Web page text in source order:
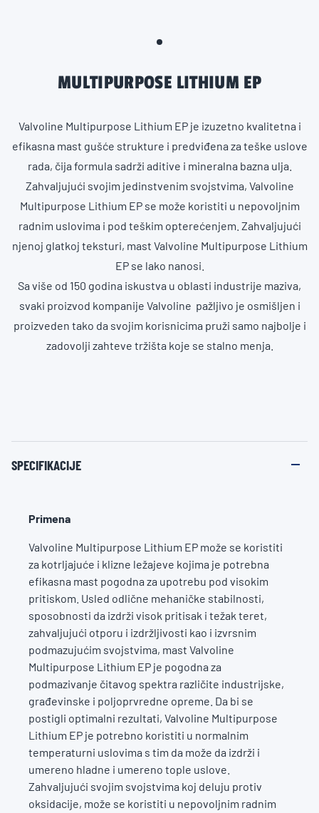
MULTIPURPOSE LITHIUM EP
Valvoline Multipurpose Lithium EP je izuzetno kvalitetna i
efikasna mast gušće strukture i predviđena za teške uslove
rada, čija formula sadrži aditive i mineralna bazna ulja.
Zahvaljujući svojim jedinstvenim svojstvima, Valvoline
Multipurpose Lithium EP se može koristiti u nepovoljnim
radnim uslovima i pod teškim opterećenjem. Zahvaljujući
njenoj glatkoj teksturi, mast Valvoline Multipurpose Lithium
EP se lako nanosi.
Sa više od 150 godina iskustva u oblasti industrije maziva,
svaki proizvod kompanije Valvoline pažljivo je osmišljen i
proizveden tako da svojim korisnicima pruži samo najbolje i
zadovolji zahteve tržišta koje se stalno menja.
SPECIFIKACIJE
Primena
Valvoline Multipurpose Lithium EP može se koristiti
za kotrljajuće i klizne ležajeve kojima je potrebna
efikasna mast pogodna za upotrebu pod visokim
pritiskom. Usled odlične mehaničke stabilnosti,
sposobnosti da izdrži visok pritisak i težak teret,
zahvaljujući otporu i izdržljivosti kao i izvrsnim
podmazujućim svojstvima, mast Valvoline
Multipurpose Lithium EP je pogodna za
podmazivanje čitavog spektra različite industrijske,
građevinske i poljoprvredne opreme. Da bi se
postigli optimalni rezultati, Valvoline Multipurpose
Lithium EP je potrebno koristiti u normalnim
temperaturni uslovima s tim da može da izdrži i
umereno hladne i umereno tople uslove.
Zahvaljujući svojim svojstvima koj deluju protiv
oksidacije, može se koristiti u nepovoljnim radnim